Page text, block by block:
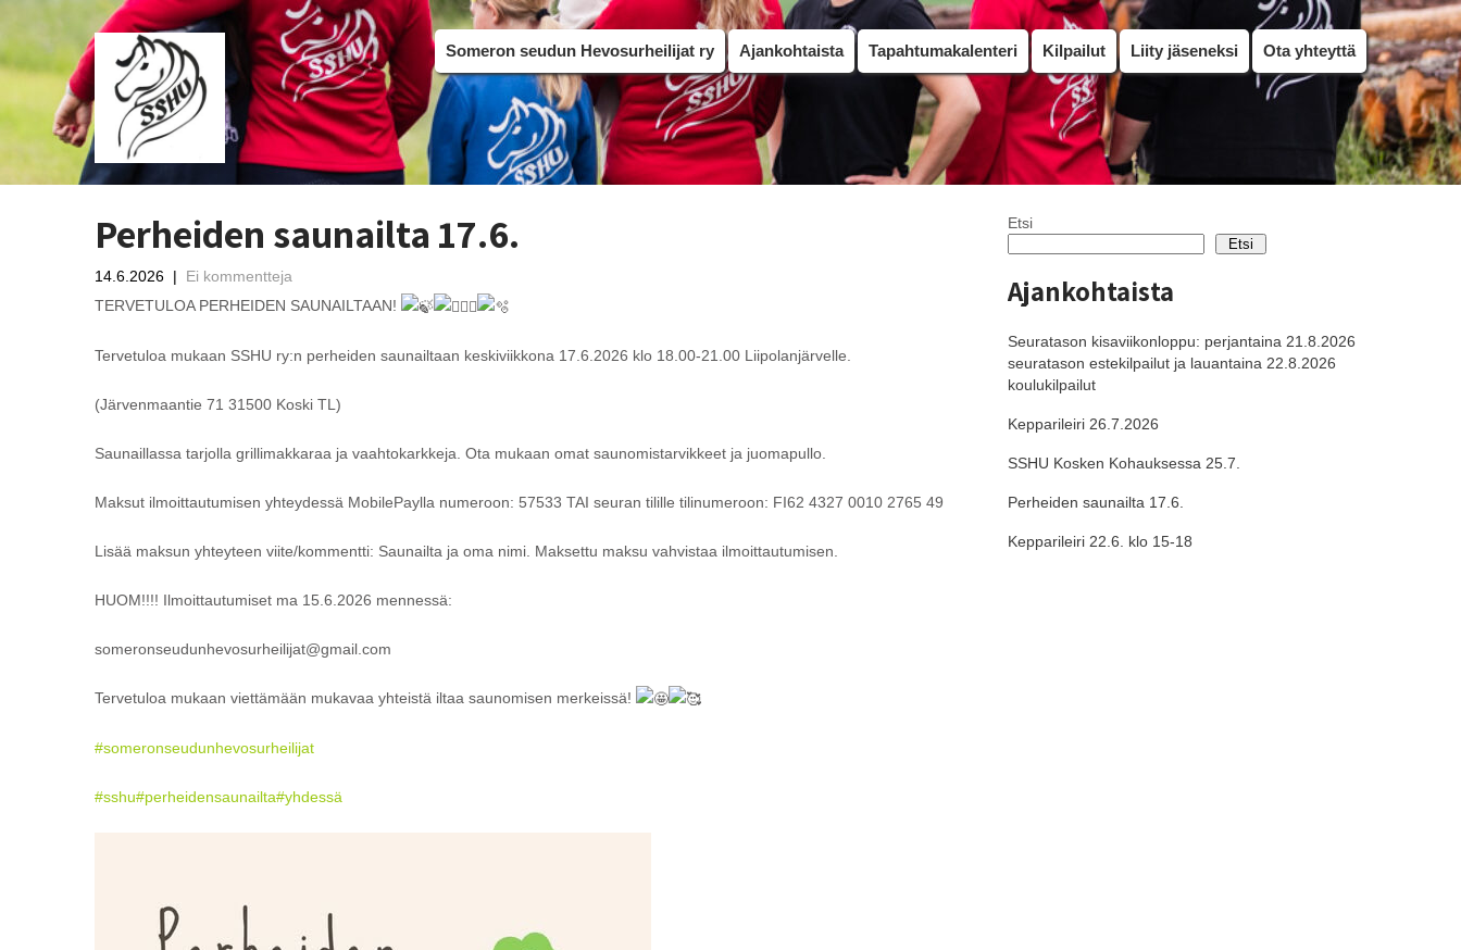
Someron seudun Hevosurheilijat ry Ajankohtaista Tapahtumakalenteri Kilpailut Liity jäseneksi Ota yhteyttä
Perheiden saunailta 17.6.
14.6.2026 | Ei kommentteja
TERVETULOA PERHEIDEN SAUNAILTAAN!
Tervetuloa mukaan SSHU ry:n perheiden saunailtaan keskiviikkona 17.6.2026 klo 18.00-21.00 Liipolanjärvelle.
(Järvenmaantie 71 31500 Koski TL)
Saunaillassa tarjolla grillimakkaraa ja vaahtokarkkeja. Ota mukaan omat saunomistarvikkeet ja juomapullo.
Maksut ilmoittautumisen yhteydessä MobilePaylla numeroon: 57533 TAI seuran tilille tilinumeroon: FI62 4327 0010 2765 49
Lisää maksun yhteyteen viite/kommentti: Saunailta ja oma nimi. Maksettu maksu vahvistaa ilmoittautumisen.
HUOM!!!! Ilmoittautumiset ma 15.6.2026 mennessä:
someronseudunhevosurheilijat@gmail.com
Tervetuloa mukaan viettämään mukavaa yhteistä iltaa saunomisen merkeissä!
#someronseudunhevosurheilijat
#sshu#perheidensaunailta#yhdessä
Etsi
Etsi
Ajankohtaista
Seuratason kisaviikonloppu: perjantaina 21.8.2026
seuratason estekilpailut ja lauantaina 22.8.2026
koulukilpailut
Kepparileiri 26.7.2026
SSHU Kosken Kohauksessa 25.7.
Perheiden saunailta 17.6.
Kepparileiri 22.6. klo 15-18